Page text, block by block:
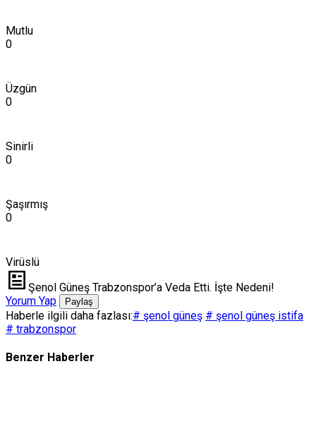
Mutlu
0
Üzgün
0
Sinirli
0
Şaşırmış
0
Virüslü
Şenol Güneş Trabzonspor’a Veda Etti. İşte Nedeni!
Yorum Yap
Paylaş
Haberle ilgili daha fazlası:# şenol güneş # şenol güneş istifa
# trabzonspor
Benzer Haberler